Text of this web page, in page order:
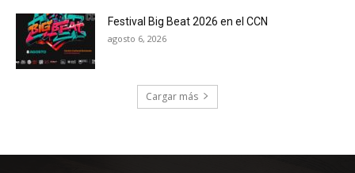
Festival Big Beat 2026 en el CCN
agosto 6, 2026
Cargar más